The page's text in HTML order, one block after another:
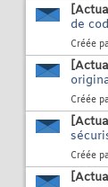
de
Créée
Créée
Créée